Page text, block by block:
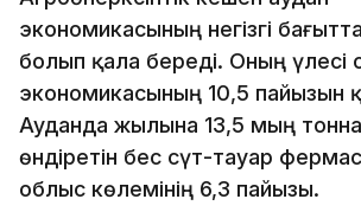
экономикасының негізгі
болып қала береді. Оның үлесі
экономикасының 10,5 пайызын
Ауданда жылына 13,5 мың
өндіретін бес сүт-тауар
облыс көлемінің 6,3 пайызы.